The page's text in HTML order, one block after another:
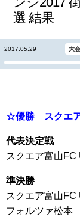
選 結果
2017.05.29 大
☆優勝 スクエ
代表決定戦
スクエア富山
準決勝
スクエア富山
フォルツァ松